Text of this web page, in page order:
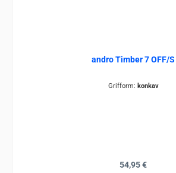
andro Timber 7 OFF/S
Grifform: konkav
Regulärer Preis:
54,95 €